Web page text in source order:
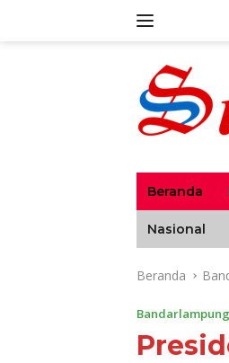
Beranda
Nasional
Beranda
Bandarlampung